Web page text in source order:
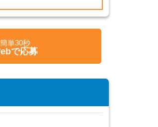
簡単30秒
で応募